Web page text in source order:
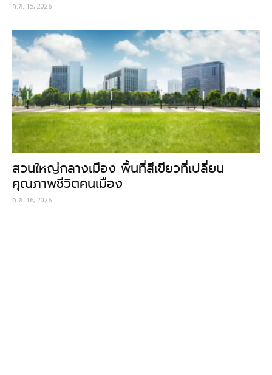
ก.ค. 15, 2026
สวนใหญ่กลางเมือง พื้นที่สีเขียวที่เปลี่ยน
คุณภาพชีวิตคนเมือง
ก.ค. 16, 2026